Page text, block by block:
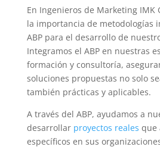
En Ingenieros de Marketing IMK
la importancia de metodologías
ABP para el desarrollo de
Integramos el ABP en nuestras
formación y consultoría,
soluciones propuestas no solo
también prácticas y aplicables.
A través del ABP, ayudamos a
desarrollar proyectos reales que
específicos en sus